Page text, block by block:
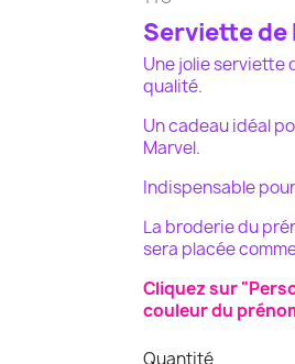
Serviette de
Une jolie serviette
qualité.
Un cadeau idéal
Marvel.
Indispensable
La broderie du
sera placée
Cliquez sur
couleur du
Quantité